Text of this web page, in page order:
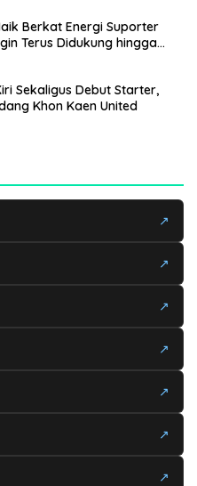
Berkat Energi Suporter
Terus Didukung hingga
Sekaligus Debut Starter,
Khon Kaen United
↗
↗
↗
↗
↗
↗
↗